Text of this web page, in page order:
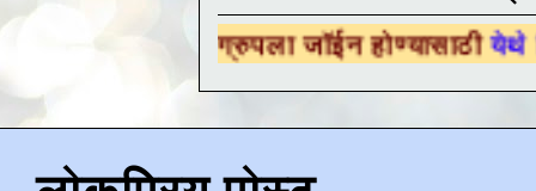
ग्रुपला जॉईन होण्यासाठीयेथे क्लिक करा .